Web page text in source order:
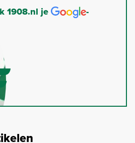
1908.nl je
-